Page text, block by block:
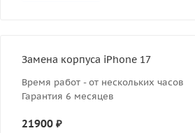
Замена корпуса iPhone 17
Время работ - от нескольких часов
Гарантия 6 месяцев
21900 ₽